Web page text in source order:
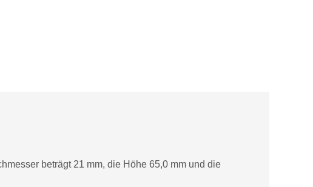
beträgt 21 mm, die Höhe 65,0 mm und die